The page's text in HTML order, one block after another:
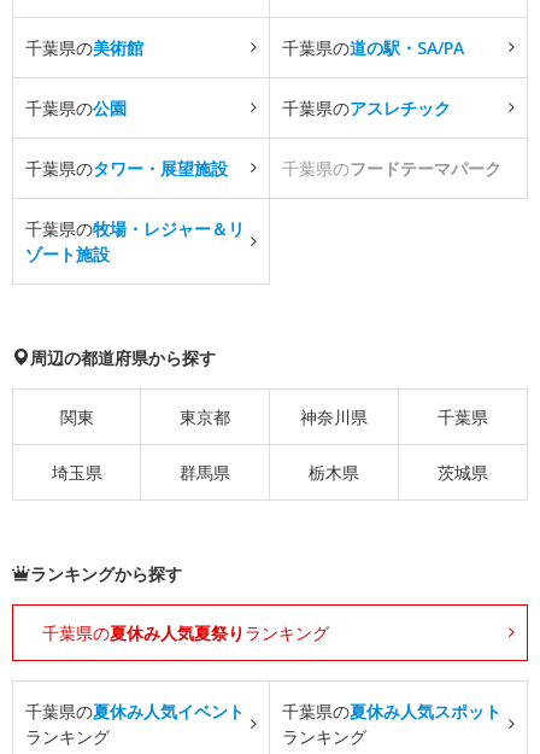
千葉県の美術館 千葉県の道の駅・SA/PA
千葉県の公園 千葉県のアスレチック
千葉県のタワー・展望施設 千葉県のフードテーマパーク
千葉県の牧場・レジャー＆リ
ゾート施設
周辺の都道府県から探す
関東 東京都 神奈川県 千葉県
埼玉県 群馬県 栃木県 茨城県
ランキングから探す
千葉県の夏休み人気夏祭り ランキング
千葉県の夏休み人気イベント
ランキング
千葉県の夏休み人気スポット
ランキング